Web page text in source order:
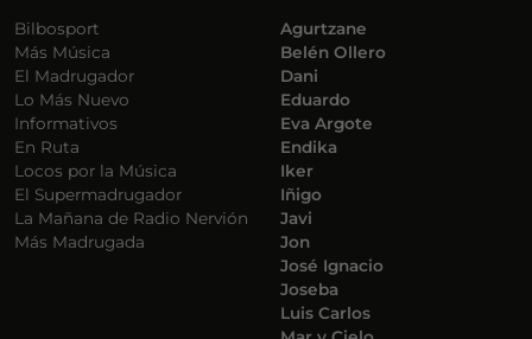
Bilbosport
Más Música
El Madrugador
Lo Más Nuevo
Informativos
En Ruta
Locos por la Música
El Supermadrugador
La Mañana de Radio Nervión
Más Madrugada
Agurtzane
Belén Ollero
Dani
Eduardo
Eva Argote
Endika
Iker
Iñigo
Javi
Jon
José Ignacio
Joseba
Luis Carlos